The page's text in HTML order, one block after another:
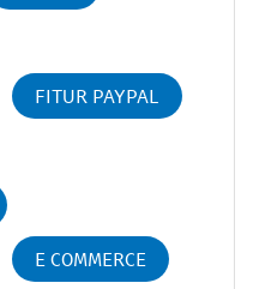
FITUR PAYPAL
E COMMERCE